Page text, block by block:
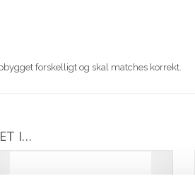
forskelligt og skal matches korrekt.
I…